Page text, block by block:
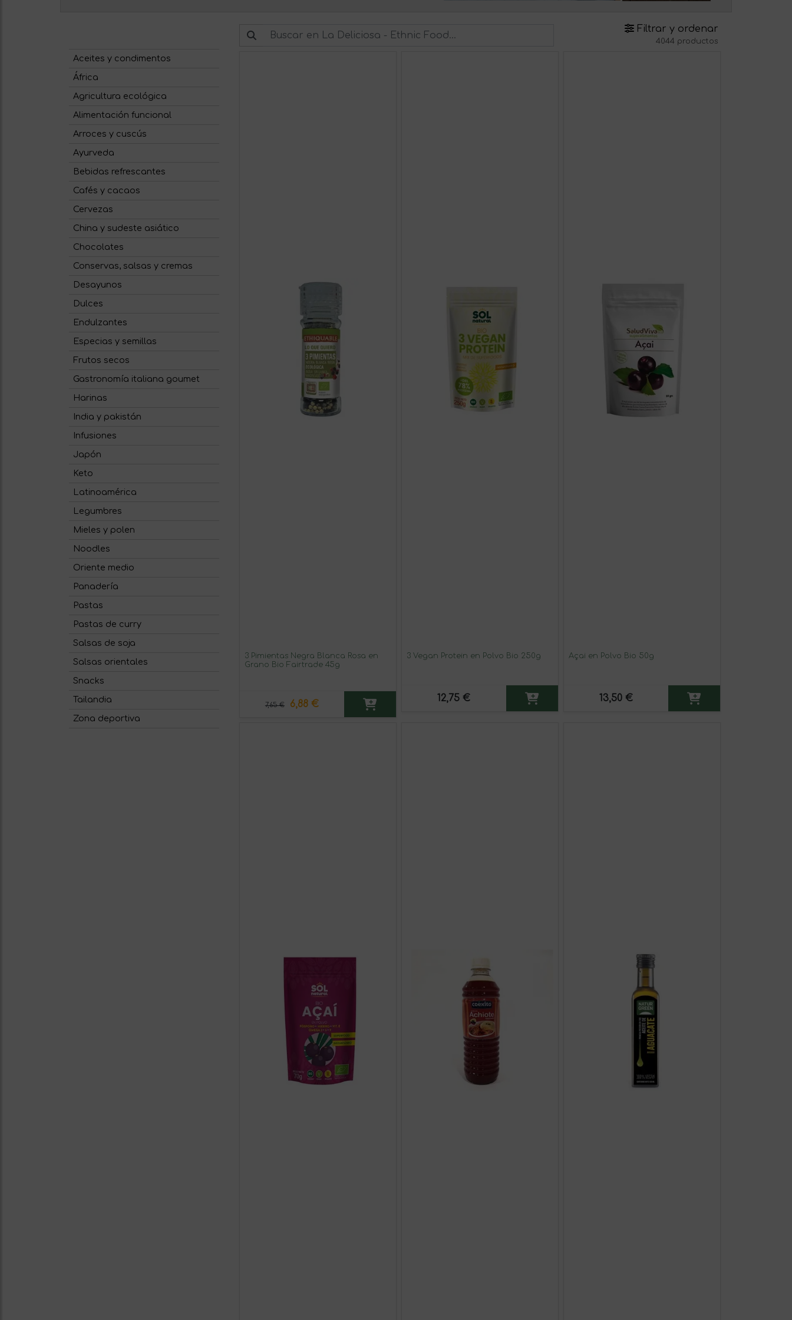
Filtrar y ordenar
4044 productos
Aceites y condimentos
África
Agricultura ecológica
Alimentación funcional
Arroces y cuscús
Ayurveda
Bebidas refrescantes
Cafés y cacaos
Cervezas
China y sudeste asiático
Chocolates
Conservas, salsas y cremas
Desayunos
Dulces
Endulzantes
Especias y semillas
Frutos secos
Gastronomía italiana goumet
Harinas
India y pakistán
Infusiones
Japón
Keto
Latinoamérica
Legumbres
Mieles y polen
Noodles
Oriente medio
Panadería
Pastas
Pastas de curry
Salsas de soja
Salsas orientales
Snacks
Tailandia
Zona deportiva
3 Pimientas Negra Blanca Rosa en
Grano Bio Fairtrade 45g
7,65 € 6,88 €
3 Vegan Protein en Polvo Bio 250g
12,75 €
Açai en Polvo Bio 50g
13,50 €